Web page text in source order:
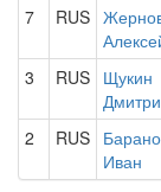
7 RUS
3 RUS Щукин
2 RUS
Иван